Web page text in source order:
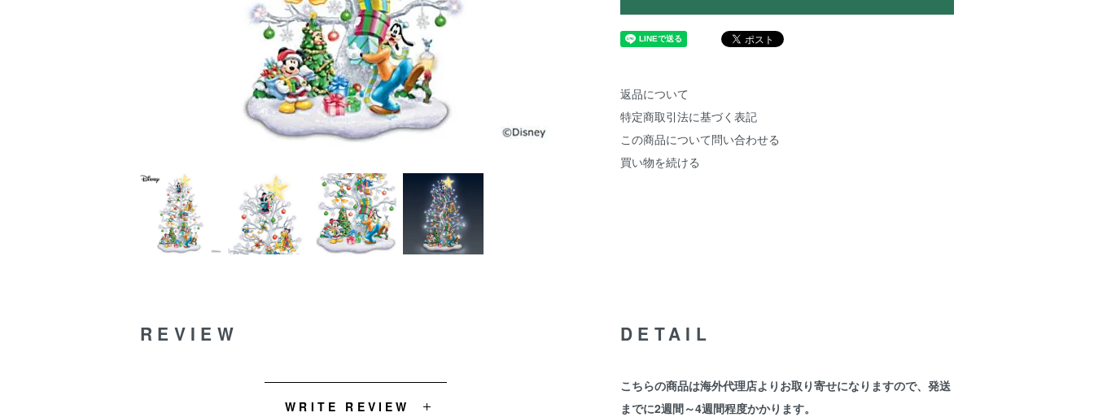
返品について
特定商取引法に基づく表記
この商品について問い合わせる
買い物を続ける
DETAIL
こちらの商品は海外代理店よりお取り寄せになりますので、発送
までに2週間～4週間程度かかります。
REVIEW
WRITE REVIEW